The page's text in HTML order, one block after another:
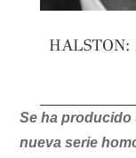
HALSTON:
Se ha producido
nueva serie